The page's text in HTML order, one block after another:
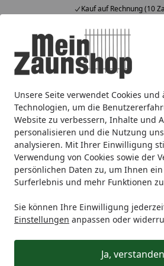
Unsere Seite verwendet Cookies und
Technologien, um die
Website zu verbessern, Inhalte und
personalisieren und die Nutzung
analysieren. Mit Ihrer Einwilligung
Verwendung von Cookies sowie der
persönlichen Daten zu, um Ihnen
Surferlebnis und mehr Funktionen
Sie können Ihre Einwilligung
Einstellungen anpassen oder
Ja, verstanden
Kauf auf Rechnung (10
Alle Produkte
Mein Konto
Suchen
Startseite
Schweiß-/Maschendraht
Alberts®
Grün 800 Stück